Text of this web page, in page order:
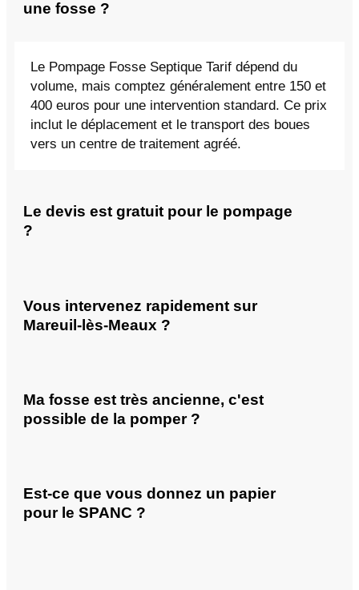
une fosse ?
Le Pompage Fosse Septique Tarif dépend du
volume, mais comptez généralement entre 150 et
400 euros pour une intervention standard. Ce prix
inclut le déplacement et le transport des boues
vers un centre de traitement agréé.
Le devis est gratuit pour le pompage
?
Vous intervenez rapidement sur
Mareuil-lès-Meaux ?
Ma fosse est très ancienne, c'est
possible de la pomper ?
Est-ce que vous donnez un papier
pour le SPANC ?